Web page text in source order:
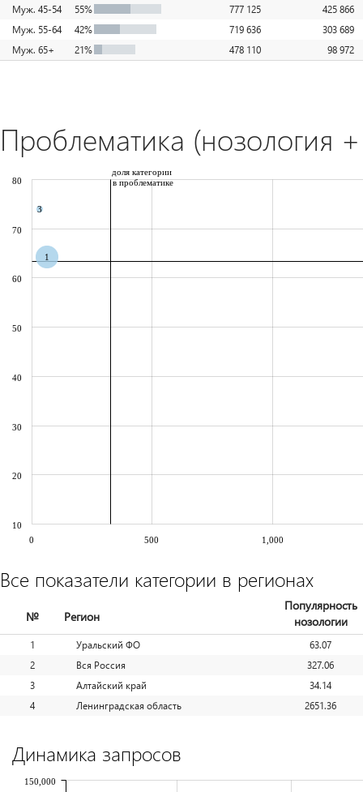
Муж. 45-54
55% 777 125
425 866
Муж. 55-64
42% 719 636
303 689
Муж. 65+
21% 478 110 98 972
Проблематика (нозология +
1
3
10
20
30
40
50
60
70
80
доля категории
в проблематике
0 500 1,000
Все показатели категории в регионах
№ Регион
Популярность
нозологии
1 Уральский ФО
63.07
2
Вся Россия
327.06
3
Алтайский край
34.14
4
Ленинградская область 2651.36
Динамика запросов
150,000